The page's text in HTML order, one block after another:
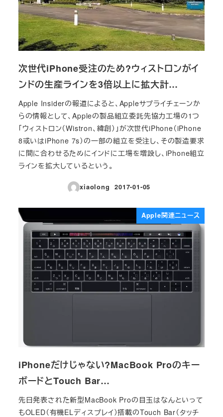
次世代iPhone受注のため?ウィストロンがイ
ンドの生産ラインを3倍以上に拡大計…
Apple Insiderの報道によると、Appleサプライチェーンか
らの情報として、Appleの製品組立委託先協力工場の1つ
「ウィストロン（Wistron、緯創）」が次世代iPhone（iPhone
8或いはiPhone 7s）の一部の組立を受注し、その製造要求
に間に合わせるためにインドに工場を増設し、iPhone組立
ラインを拡大しているという。
xiaolong
投稿日
2017-01-05
Apple関連ニュース
iPhoneだけじゃない?MacBook Proのキー
ボードとTouch Bar…
先日発表された新型MacBook Proの目玉はなんといって
もOLED（有機ELディスプレイ）搭載のTouch Bar（タッチ